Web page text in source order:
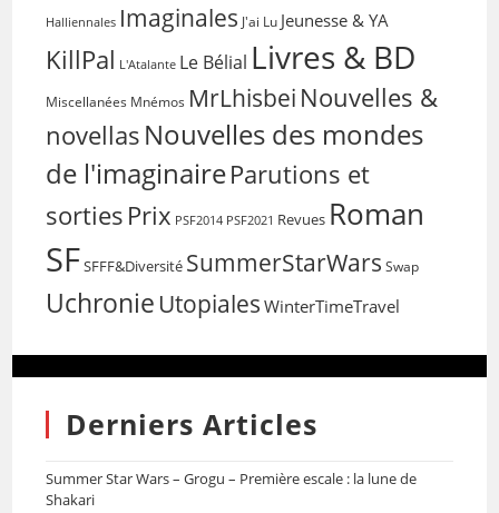
Halliennales Imaginales J'ai Lu Jeunesse & YA
KillPal L'Atalante Le Bélial Livres & BD
Miscellanées Mnémos MrLhisbei Nouvelles &
novellas Nouvelles des mondes
de l'imaginaireParutions et
sorties Prix PSF2014 PSF2021 Revues Roman
SFSFFF&Diversité SummerStarWars Swap
Uchronie Utopiales WinterTimeTravel
Derniers Articles
Summer Star Wars – Grogu – Première escale : la lune de
Shakari